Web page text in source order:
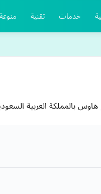
خدمات تقنية منوعة
بالمملكة العربية